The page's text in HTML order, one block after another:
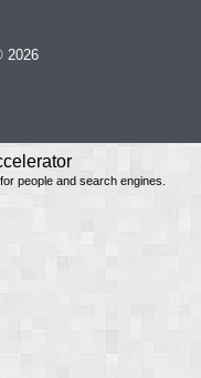
2026
people and search engines.